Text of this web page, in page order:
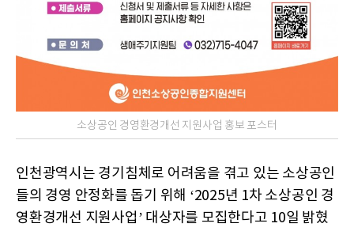
소상공인 경영환경개선 지원사업 홍보 포스터
인천광역시는 경기침체로 어려움을 겪고 있는 소상공인
들의 경영 안정화를 돕기 위해 ‘2025년 1차 소상공인 경
영환경개선 지원사업’ 대상자를 모집한다고 10일 밝혔